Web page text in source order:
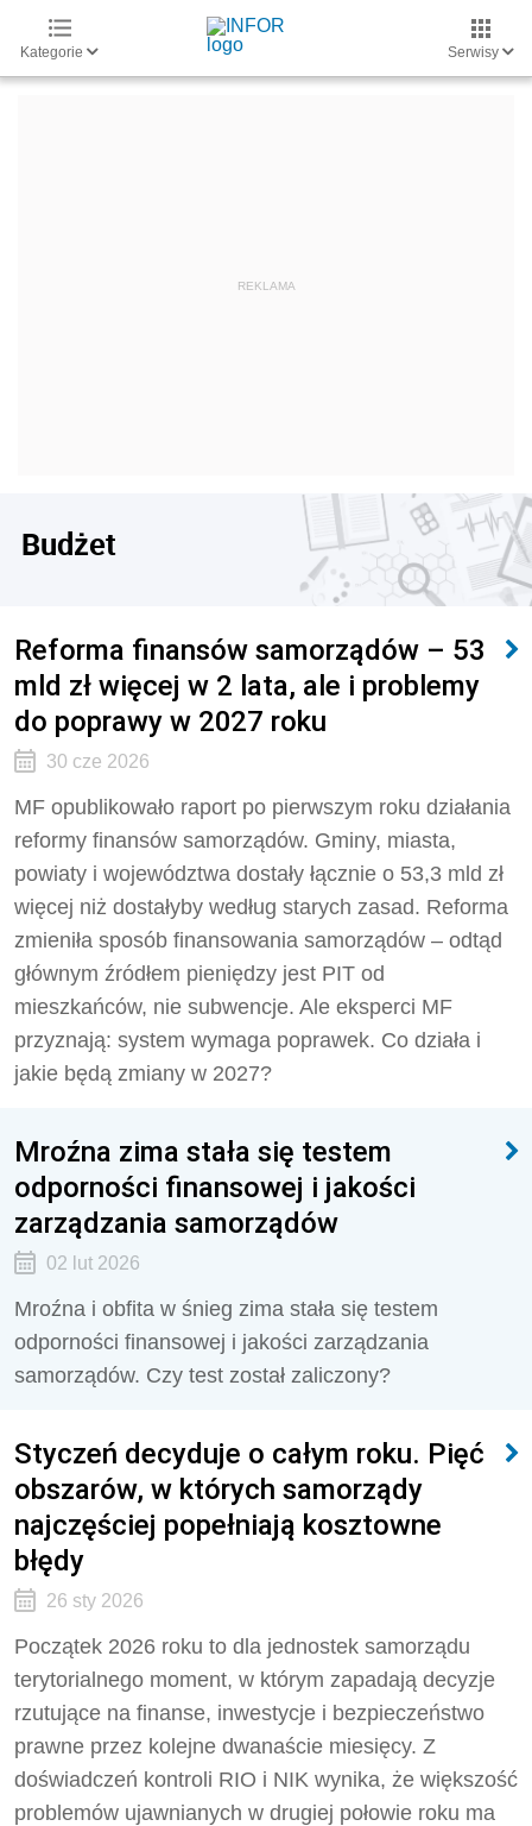
Kategorie Serwisy
Budżet
Reforma finansów samorządów – 53
mld zł więcej w 2 lata, ale i problemy
do poprawy w 2027 roku
30 cze 2026
MF opublikowało raport po pierwszym roku działania
reformy finansów samorządów. Gminy, miasta,
powiaty i województwa dostały łącznie o 53,3 mld zł
więcej niż dostałyby według starych zasad. Reforma
zmieniła sposób finansowania samorządów – odtąd
głównym źródłem pieniędzy jest PIT od
mieszkańców, nie subwencje. Ale eksperci MF
przyznają: system wymaga poprawek. Co działa i
jakie będą zmiany w 2027?
Mroźna zima stała się testem
odporności finansowej i jakości
zarządzania samorządów
02 lut 2026
Mroźna i obfita w śnieg zima stała się testem
odporności finansowej i jakości zarządzania
samorządów. Czy test został zaliczony?
Styczeń decyduje o całym roku. Pięć
obszarów, w których samorządy
najczęściej popełniają kosztowne
błędy
26 sty 2026
Początek 2026 roku to dla jednostek samorządu
terytorialnego moment, w którym zapadają decyzje
rzutujące na finanse, inwestycje i bezpieczeństwo
prawne przez kolejne dwanaście miesięcy. Z
doświadczeń kontroli RIO i NIK wynika, że większość
problemów ujawnianych w drugiej połowie roku ma